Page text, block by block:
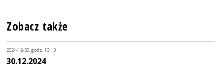
Zobacz także
2024-12-30, godz. 13:13
30.12.2024